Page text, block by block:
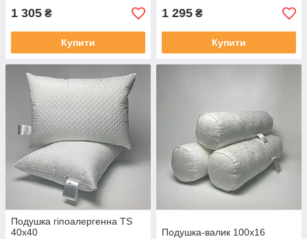
1 305 ₴
Купити
1 295 ₴
Купити
Подушка гіпоалергенна TS
40x40
Подушка-валик 100x16